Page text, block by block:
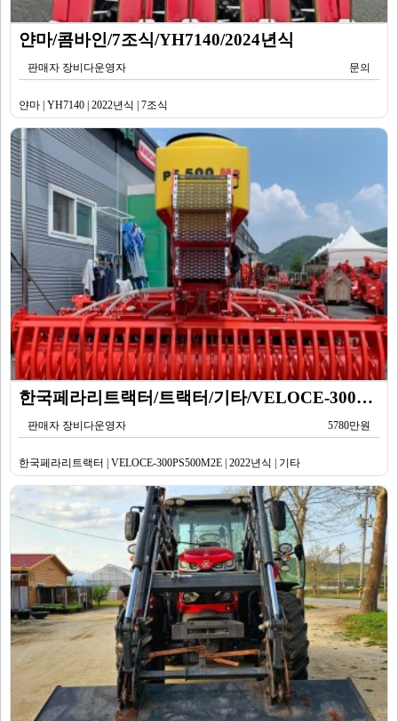
얀마/콤바인/7조식/YH7140/2024년식
판매자 장비다운영자 문의
얀마 | YH7140 | 2022년식 | 7조식
한국페라리트랙터/트랙터/기타/VELOCE-300PS500M2E/2022년식
판매자 장비다운영자 5780만원
한국페라리트랙터 | VELOCE-300PS500M2E | 2022년식 | 기타